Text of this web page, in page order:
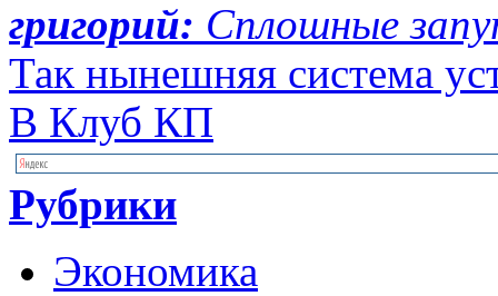
григорий: Сплошные
Так нынешняя система
В Клуб КП
Рубрики
Экономика